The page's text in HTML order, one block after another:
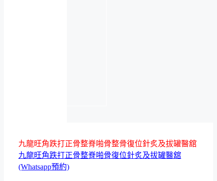
九龍旺角跌打正骨整脊啪骨整骨復位針炙及拔罐醫舘
九龍旺角跌打正骨整脊啪骨復位針炙及拔罐醫舘
(Whatsapp預約)